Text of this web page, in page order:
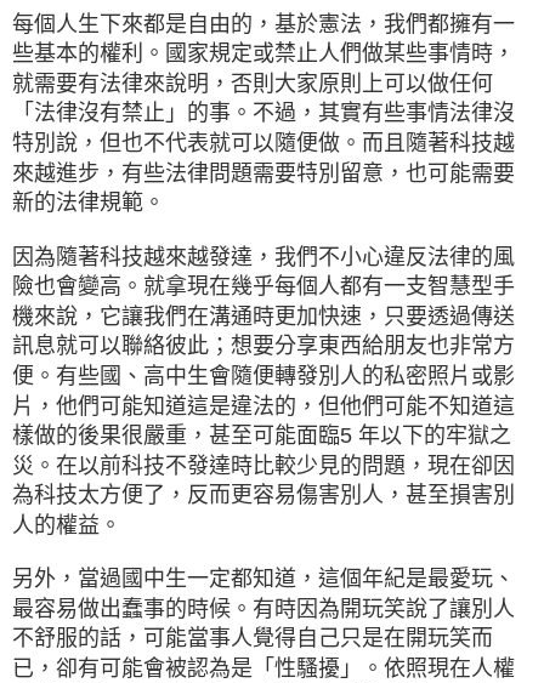
每個人生下來都是自由的，基於憲法，我們都擁有一
些基本的權利。國家規定或禁止人們做某些事情時，
就需要有法律來說明，否則大家原則上可以做任何
「法律沒有禁止」的事。不過，其實有些事情法律沒
特別說，但也不代表就可以隨便做。而且隨著科技越
來越進步，有些法律問題需要特別留意，也可能需要
新的法律規範。
因為隨著科技越來越發達，我們不小心違反法律的風
險也會變高。就拿現在幾乎每個人都有一支智慧型手
機來說，它讓我們在溝通時更加快速，只要透過傳送
訊息就可以聯絡彼此；想要分享東西給朋友也非常方
便。有些國、高中生會隨便轉發別人的私密照片或影
片，他們可能知道這是違法的，但他們可能不知道這
樣做的後果很嚴重，甚至可能面臨5 年以下的牢獄之
災。在以前科技不發達時比較少見的問題，現在卻因
為科技太方便了，反而更容易傷害別人，甚至損害別
人的權益。
另外，當過國中生一定都知道，這個年紀是最愛玩、
最容易做出蠢事的時候。有時因為開玩笑說了讓別人
不舒服的話，可能當事人覺得自己只是在開玩笑而
已，卻有可能會被認為是「性騷擾」。依照現在人權